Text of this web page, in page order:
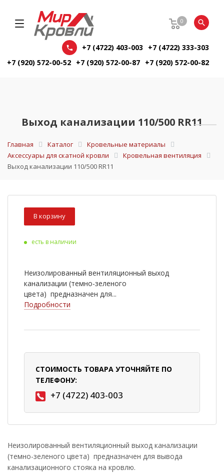
0
+7 (4722) 403-003
+7 (4722) 333-303
+7 (920) 572-00-52 +7 (920) 572-00-87 +7 (920) 572-00-82
Выход канализации 110/500 RR11
Главная Каталог
Кровельные материалы
Аксессуары для скатной кровли
Кровельная вентиляция
Выход канализации 110/500 RR11
В корзину
есть в наличии
Неизолированный вентиляционный выход
канализации (темно-зеленого
цвета) предназначен для...
Подробности
СТОИМОСТЬ ТОВАРА УТОЧНЯЙТЕ ПО
ТЕЛЕФОНУ:
+7 (4722) 403-003
Неизолированный вентиляционный выход канализации
(темно-зеленого цвета) предназначен для вывода
канализационного стояка на кровлю.